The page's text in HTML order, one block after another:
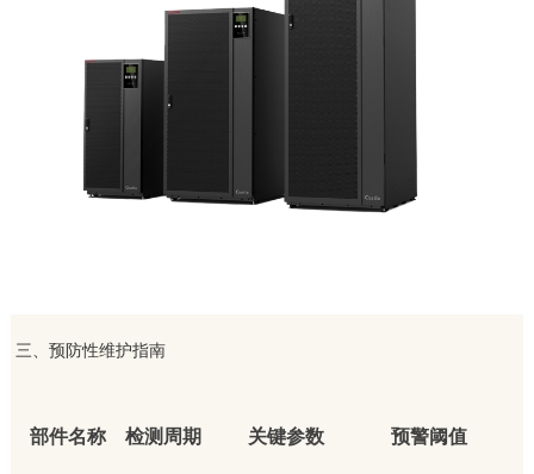
三、预防性维护指南
部件名称 检测周期 关键参数 预警阈值